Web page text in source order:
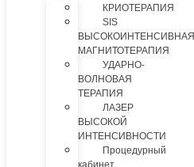
КРИОТЕРАПИЯ
SIS
ВЫСОКОИНТЕНСИВНАЯ
МАГНИТОТЕРАПИЯ
УДАРНО-
ВОЛНОВАЯ
ТЕРАПИЯ
ЛАЗЕР
ВЫСОКОЙ
ИНТЕНСИВНОСТИ
Процедурный
кабинет